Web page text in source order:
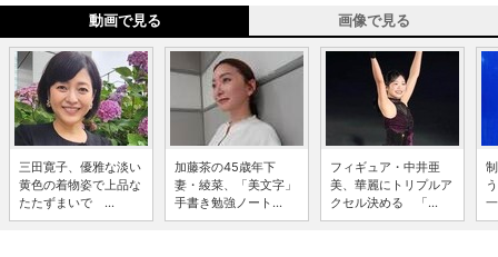
動画で見る 画像で見る
三田寛子、優雅な淡い
黄色の着物姿で上品な
たたずまいで ...
加藤茶の45歳年下
妻・綾菜、「美文字」
手書き勉強ノート...
フィギュア・中井亜
美、華麗にトリプルア
クセル決める 「...